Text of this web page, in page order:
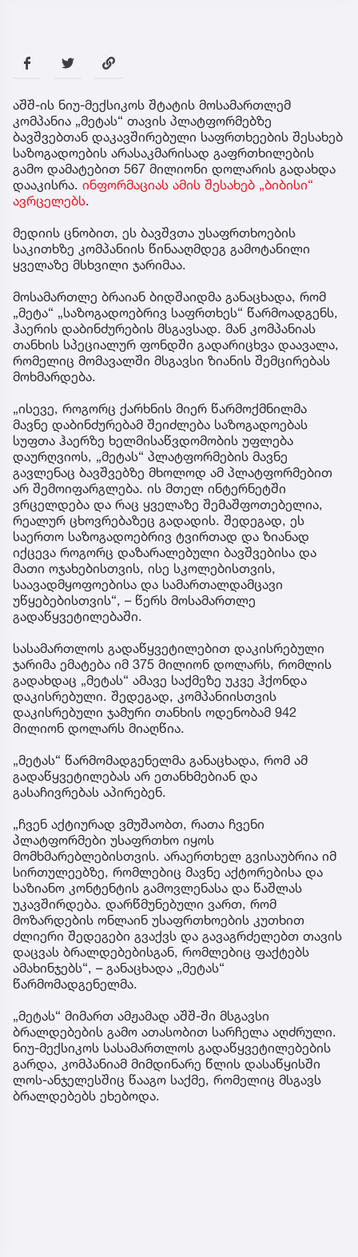
აშშ-ის ნიუ-მექსიკოს შტატის მოსამართლემ
კომპანია „მეტას“ თავის პლატფორმებზე
ბავშვებთან დაკავშირებული საფრთხეების შესახებ
საზოგადოების არასაკმარისად გაფრთხილების
გამო დამატებით 567 მილიონი დოლარის გადახდა
დააკისრა. ინფორმაციას ამის შესახებ „ბიბისი“
ავრცელებს.
მედიის ცნობით, ეს ბავშვთა უსაფრთხოების
საკითხზე კომპანიის წინააღმდეგ გამოტანილი
ყველაზე მსხვილი ჯარიმაა.
მოსამართლე ბრაიან ბიდშაიდმა განაცხადა, რომ
„მეტა“ „საზოგადოებრივ საფრთხეს“ წარმოადგენს,
ჰაერის დაბინძურების მსგავსად. მან კომპანიას
თანხის სპეციალურ ფონდში გადარიცხვა დაავალა,
რომელიც მომავალში მსგავსი ზიანის შემცირებას
მოხმარდება.
„ისევე, როგორც ქარხნის მიერ წარმოქმნილმა
მავნე დაბინძურებამ შეიძლება საზოგადოებას
სუფთა ჰაერზე ხელმისაწვდომობის უფლება
დაურღვიოს, „მეტას“ პლატფორმების მავნე
გავლენაც ბავშვებზე მხოლოდ ამ პლატფორმებით
არ შემოიფარგლება. ის მთელ ინტერნეტში
ვრცელდება და რაც ყველაზე შემაშფოთებელია,
რეალურ ცხოვრებაზეც გადადის. შედეგად, ეს
საერთო საზოგადოებრივ ტვირთად და ზიანად
იქცევა როგორც დაზარალებული ბავშვებისა და
მათი ოჯახებისთვის, ისე სკოლებისთვის,
საავადმყოფოებისა და სამართალდამცავი
უწყებებისთვის“, – წერს მოსამართლე
გადაწყვეტილებაში.
სასამართლოს გადაწყვეტილებით დაკისრებული
ჯარიმა ემატება იმ 375 მილიონ დოლარს, რომლის
გადახდაც „მეტას“ ამავე საქმეზე უკვე ჰქონდა
დაკისრებული. შედეგად, კომპანიისთვის
დაკისრებული ჯამური თანხის ოდენობამ 942
მილიონ დოლარს მიაღწია.
„მეტას“ წარმომადგენელმა განაცხადა, რომ ამ
გადაწყვეტილებას არ ეთანხმებიან და
გასაჩივრებას აპირებენ.
„ჩვენ აქტიურად ვმუშაობთ, რათა ჩვენი
პლატფორმები უსაფრთხო იყოს
მომხმარებლებისთვის. არაერთხელ გვისაუბრია იმ
სირთულეებზე, რომლებიც მავნე აქტორებისა და
საზიანო კონტენტის გამოვლენასა და წაშლას
უკავშირდება. დარწმუნებული ვართ, რომ
მოზარდების ონლაინ უსაფრთხოების კუთხით
ძლიერი შედეგები გვაქვს და გავაგრძელებთ თავის
დაცვას ბრალდებებისგან, რომლებიც ფაქტებს
ამახინჯებს“, – განაცხადა „მეტას“
წარმომადგენელმა.
„მეტას“ მიმართ ამჟამად აშშ-ში მსგავსი
ბრალდებების გამო ათასობით სარჩელა აღძრული.
ნიუ-მექსიკოს სასამართლოს გადაწყვეტილებების
გარდა, კომპანიამ მიმდინარე წლის დასაწყისში
ლოს-ანჯელესშიც წააგო საქმე, რომელიც მსგავს
ბრალდებებს ეხებოდა.